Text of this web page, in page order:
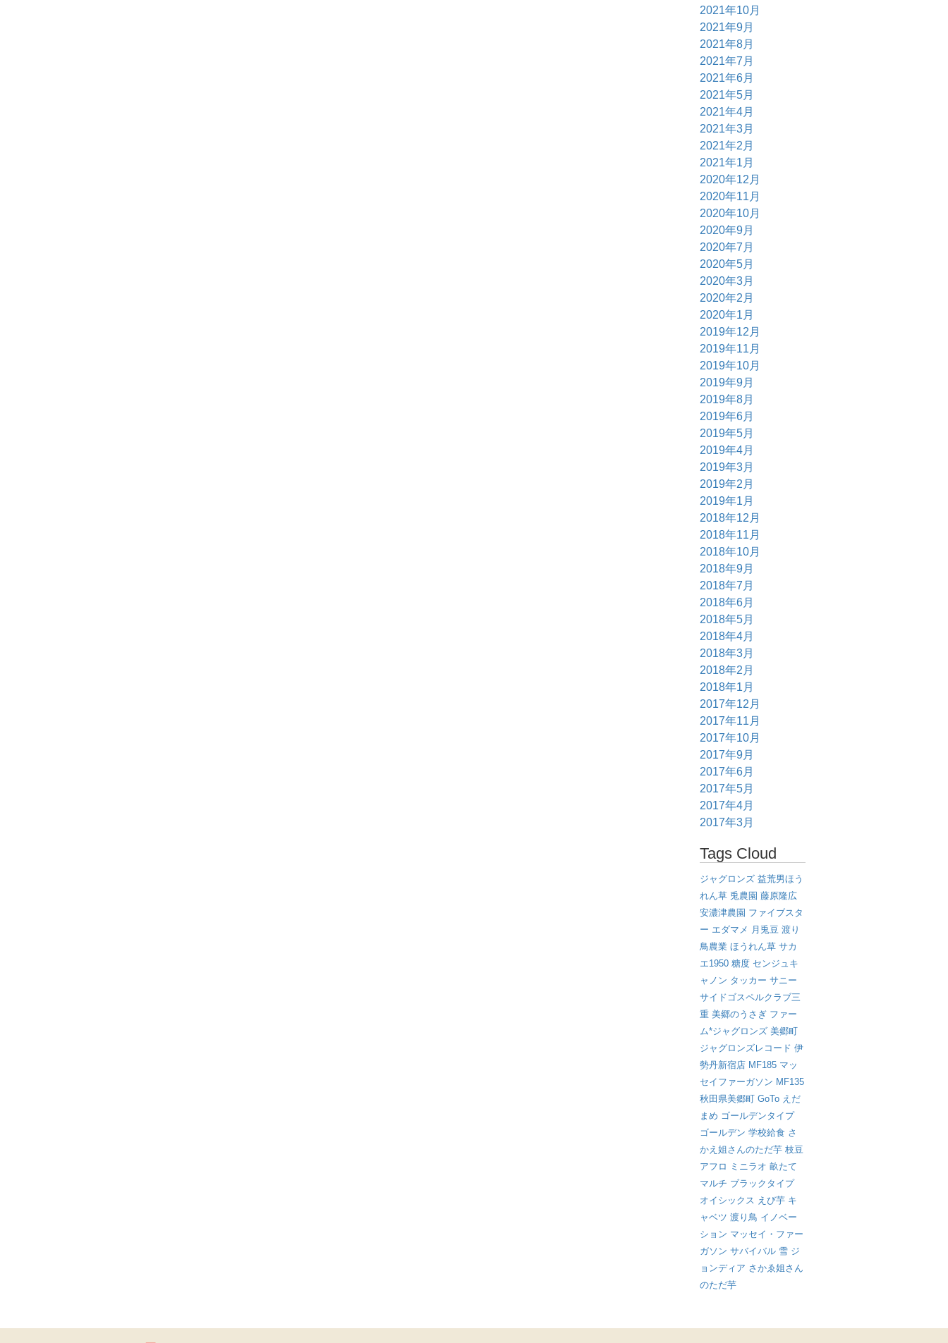
2021年10月
2021年9月
2021年8月
2021年7月
2021年6月
2021年5月
2021年4月
2021年3月
2021年2月
2021年1月
2020年12月
2020年11月
2020年10月
2020年9月
2020年7月
2020年5月
2020年3月
2020年2月
2020年1月
2019年12月
2019年11月
2019年10月
2019年9月
2019年8月
2019年6月
2019年5月
2019年4月
2019年3月
2019年2月
2019年1月
2018年12月
2018年11月
2018年10月
2018年9月
2018年7月
2018年6月
2018年5月
2018年4月
2018年3月
2018年2月
2018年1月
2017年12月
2017年11月
2017年10月
2017年9月
2017年6月
2017年5月
2017年4月
2017年3月
Tags Cloud
ジャグロンズ 益荒男ほう
れん草 兎農園 藤原隆広
安濃津農園 ファイブスタ
ー エダマメ 月兎豆 渡り
鳥農業 ほうれん草 サカ
エ1950 糖度 センジュキ
ャノン タッカー サニー
サイドゴスペルクラブ三
重 美郷のうさぎ ファー
ム*ジャグロンズ 美郷町
ジャグロンズレコード 伊
勢丹新宿店 MF185 マッ
セイファーガソン MF135
秋田県美郷町 GoTo えだ
まめ ゴールデンタイプ
ゴールデン 学校給食 さ
かえ姐さんのただ芋 枝豆
アフロ ミニラオ 畝たて
マルチ ブラックタイプ
オイシックス えび芋 キ
ャベツ 渡り鳥 イノベー
ション マッセイ・ファー
ガソン サバイバル 雪 ジ
ョンディア さかゑ姐さん
のただ芋